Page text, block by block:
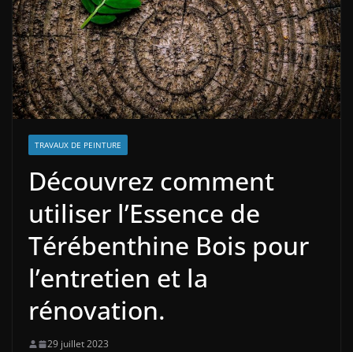
TRAVAUX DE PEINTURE
Découvrez comment
utiliser l’Essence de
Térébenthine Bois pour
l’entretien et la
rénovation.
29 juillet 2023